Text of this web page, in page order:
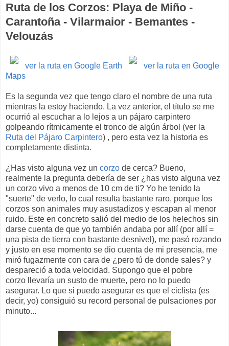
Ruta de los Corzos: Playa de Miño -
Carantoña - Vilarmaior - Bemantes -
Velouzás
ver la ruta en Google Earth
ver la ruta en Google
Maps
Es la segunda vez que tengo claro el nombre de una ruta
mientras la estoy haciendo. La vez anterior, el título se me
ocurrió al escuchar a lo lejos a un pájaro carpintero
golpeando rítmicamente el tronco de algún árbol (ver la
Ruta del Pájaro Carpintero) , pero esta vez la historia es
completamente distinta.
¿Has visto alguna vez un corzo de cerca? Bueno,
realmente la pregunta debería de ser ¿has visto alguna vez
un corzo vivo a menos de 10 cm de ti? Yo he tenido la
"suerte" de verlo, lo cual resulta bastante raro, porque los
corzos son animales muy asustadizos y escapan al menor
ruido. Este en concreto salió del medio de los helechos sin
darse cuenta de que yo también andaba por allí (por allí =
una pista de tierra con bastante desnivel), me pasó rozando
y justo en ese momento se dio cuenta de mi presencia, me
miró fugazmente con cara de ¿pero tú de donde sales? y
despareció a toda velocidad. Supongo que el pobre
corzo llevaría un susto de muerte, pero no lo puedo
asegurar. Lo que si puedo asegurar es que el ciclista (es
decir, yo) consiguió su record personal de pulsaciones por
minuto...